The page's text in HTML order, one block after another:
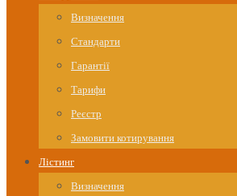
Визначення
Стандарти
Гарантії
Тарифи
Реєстр
Замовити котирування
Лістинг
Визначення